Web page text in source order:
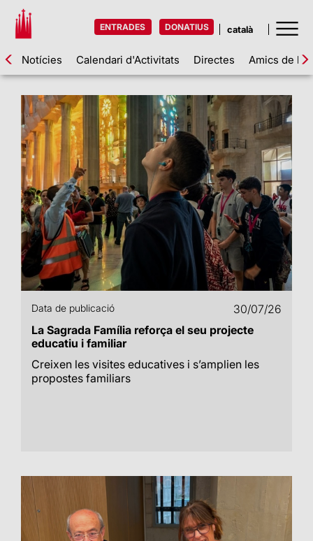
ENTRADES DONATIUS
Notícies Calendari d'Activitats Directes Amics de la
Data de publicació
30/07/26
La Sagrada Família reforça el seu projecte
educatiu i familiar
Creixen les visites educatives i s’amplien les
propostes familiars